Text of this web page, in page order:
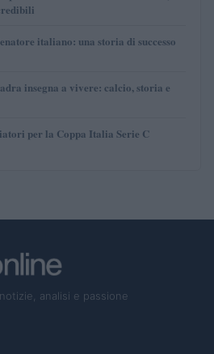
italiano: una storia di successo
insegna a vivere: calcio, storia e
per la Coppa Italia Serie C
analisi e passione